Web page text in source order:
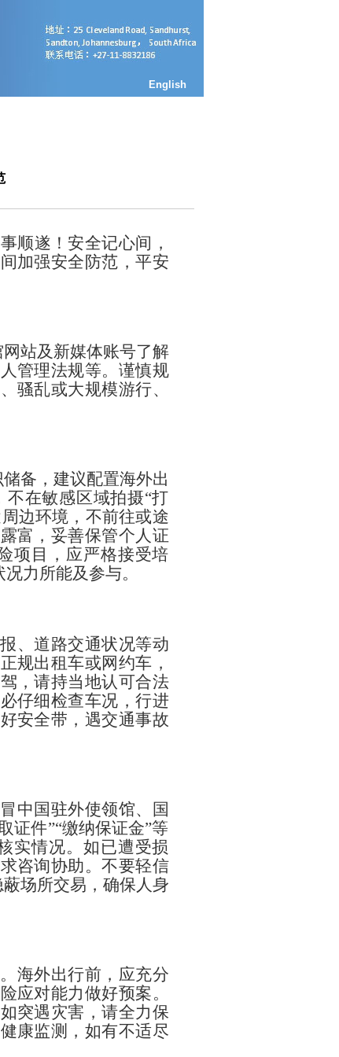
English
顺遂！安全记心间，
加强安全防范，平安
站及新媒体账号了解
管理法规等。谨慎规
骚乱或大规模游行、
备，建议配置海外出
在敏感区域拍摄“打
边环境，不前往或途
富，妥善保管个人证
项目，应严格接受培
力所能及参与。
、道路交通状况等动
规出租车或网约车，
，请持当地认可合法
仔细检查车况，行进
安全带，遇交通事故
中国驻外使领馆、国
证件”“缴纳保证金”等
实情况。如已遭受损
咨询协助。不要轻信
场所交易，确保人身
海外出行前，应充分
应对能力做好预案。
突遇灾害，请全力保
康监测，如有不适尽